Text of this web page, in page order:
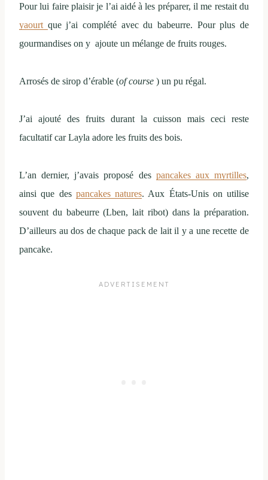
Pour lui faire plaisir je l’ai aidé à les préparer, il me restait du
yaourt que j’ai complété avec du babeurre. Pour plus de
gourmandises on y ajoute un mélange de fruits rouges.
Arrosés de sirop d’érable (of course ) un pu régal.
J’ai ajouté des fruits durant la cuisson mais ceci reste
facultatif car Layla adore les fruits des bois.
L’an dernier, j’avais proposé des pancakes aux myrtilles,
ainsi que des pancakes natures. Aux États-Unis on utilise
souvent du babeurre (Lben, lait ribot) dans la préparation.
D’ailleurs au dos de chaque pack de lait il y a une recette de
pancake.